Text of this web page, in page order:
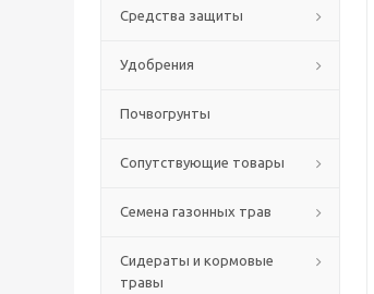
Средства защиты
Удобрения
Почвогрунты
Сопутствующие товары
Семена газонных трав
Сидераты и кормовые
травы